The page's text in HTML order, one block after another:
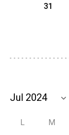
31
L M